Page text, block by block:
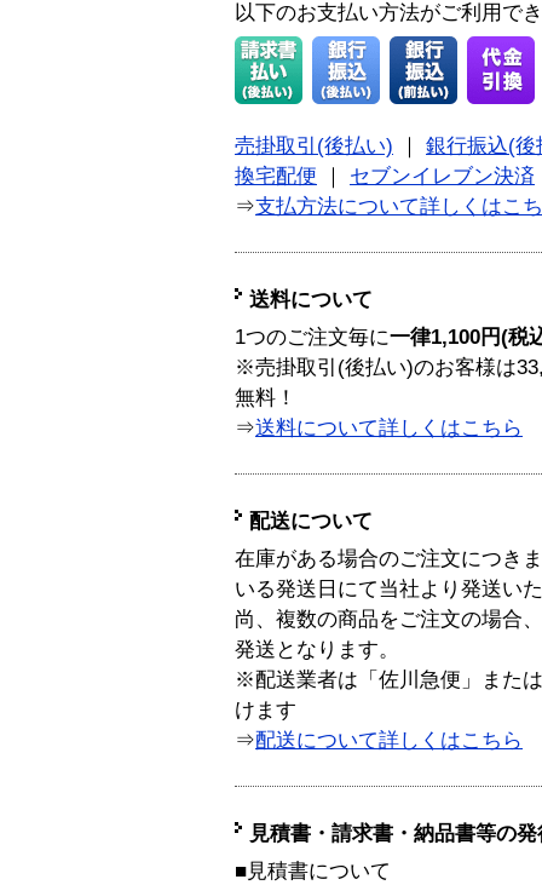
以下のお支払い方法がご利用で
売掛取引(後払い)
銀行振込(後
換宅配便
セブンイレブン決済
⇒支払方法について詳しくはこ
送料について
1つのご注文毎に一律1,100円(税
※売掛取引(後払い)のお客様は
無料！
⇒送料について詳しくはこちら
配送について
在庫がある場合のご注文につき
いる発送日にて当社より発送い
尚、複数の商品をご注文の場合
発送となります。
※配送業者は「佐川急便」また
けます
⇒配送について詳しくはこちら
見積書・請求書・納品書等の
■見積書について